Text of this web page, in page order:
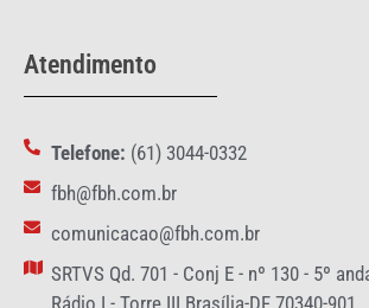
Atendimento
Telefone: (61) 3044-0332
fbh@fbh.com.br
comunicacao@fbh.com.br
SRTVS Qd. 701 - Conj E - nº 130 - 5º
Rádio I - Torre III Brasília-DF 70340-901